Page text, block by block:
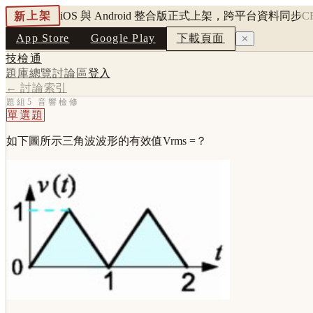
新上架 iOS 與 Android 整合版正式上架，跨平台資料同步
App Store
Google Play 下載頁面 ✕
技檢通
題庫總覽討論區登入
← 討論索引
題組5 音響檢修
單選題
如下圖所示三角波波形的有效值Vrms =？